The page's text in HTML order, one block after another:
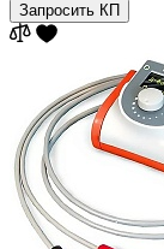
Запросить КП